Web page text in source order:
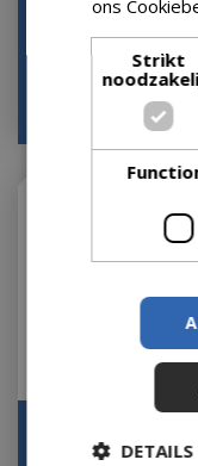
WOOD LOOK -
ons
Strikt
DETAILS